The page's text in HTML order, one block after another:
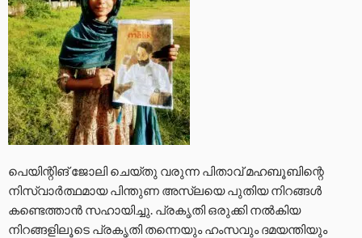
പെയിന്റിങ് ജോലി ചെയ്തു വരുന്ന പിതാവ് മഹബൂബിന്റെ
നിസ്വാർത്ഥമായ പിന്തുണ അസ്‌ലയെ പുതിയ നിറങ്ങൾ
കണ്ടെത്താൻ സഹായിച്ചു. പ്രകൃതി ഒരുക്കി നൽകിയ
നിറങ്ങളിലൂടെ പ്രകൃതി തന്നെയും ഹംസവും ദമയന്തിയും